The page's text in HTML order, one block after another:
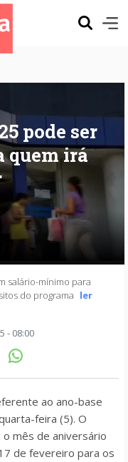
pode ser
quem irá
salário-mínimo para
do programa ler
- 08:00
ao ano-base
feira (5). O
mês de aniversário
de fevereiro para os